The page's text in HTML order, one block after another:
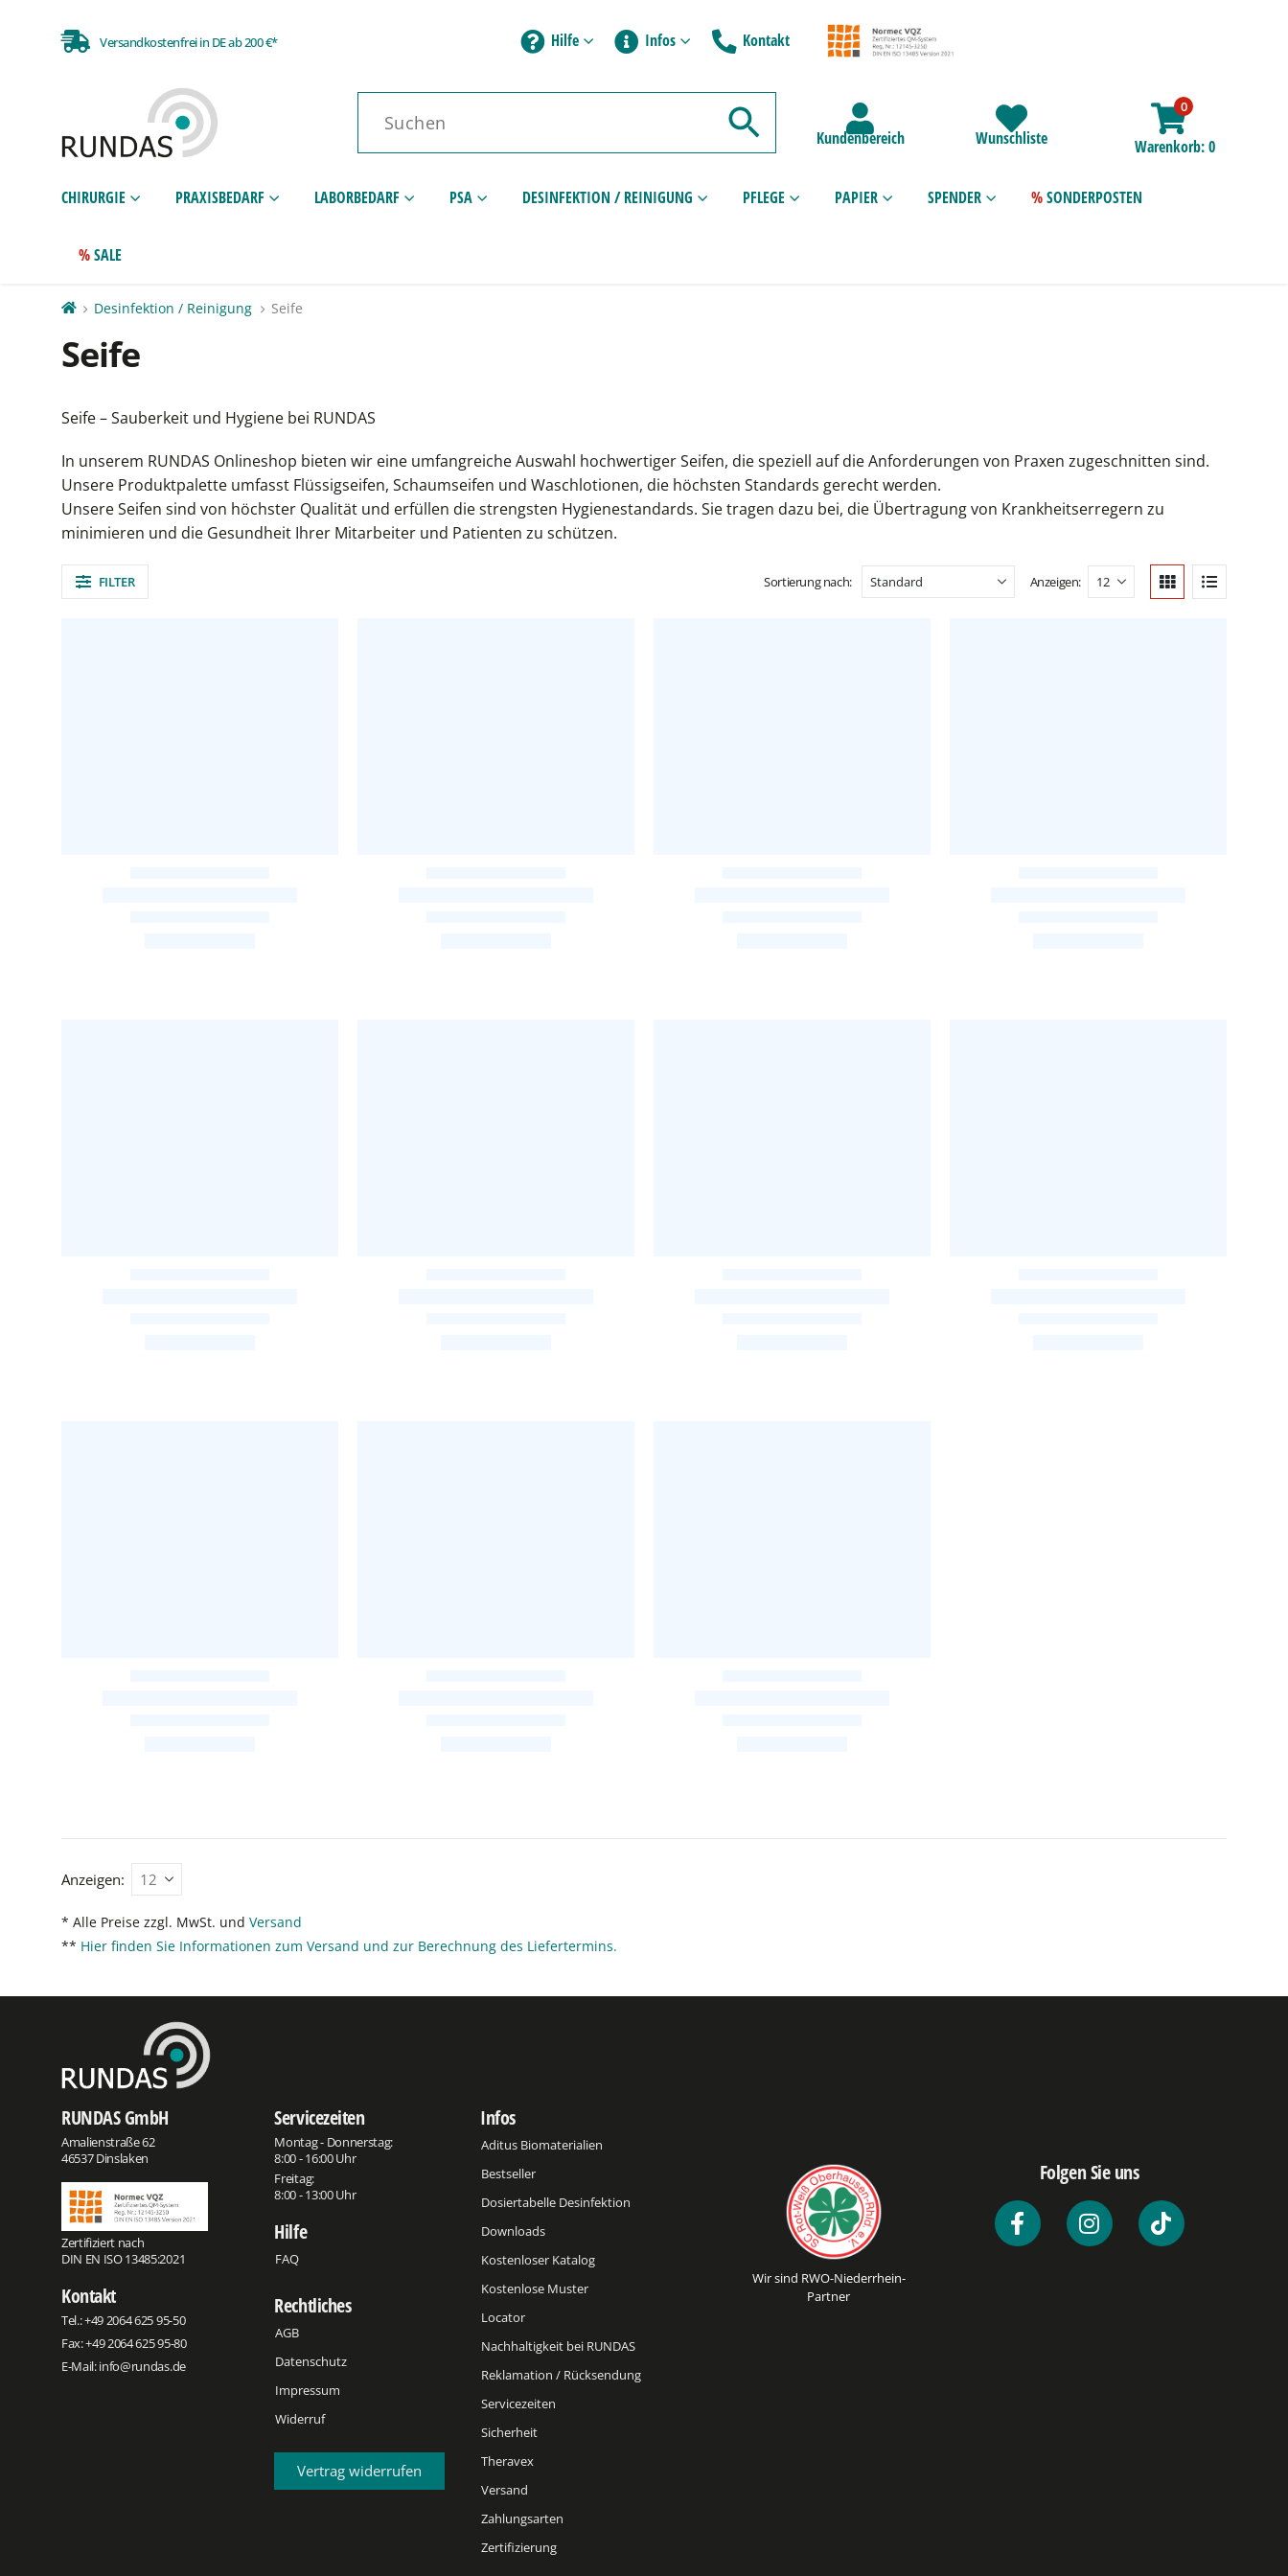
Versandkostenfrei in DE ab 200 €* Hilfe Infos Kontakt
Kundenbereich Wunschliste
0
Warenkorb 0
CHIRURGIE PRAXISBEDARF LABORBEDARF PSA DESINFEKTION / REINIGUNG PFLEGE PAPIER SPENDER SONDERPOSTEN
SALE
Desinfektion / Reinigung Seife
Seife
Seife – Sauberkeit und Hygiene bei RUNDAS
In unserem RUNDAS Onlineshop bieten wir eine umfangreiche Auswahl hochwertiger Seifen, die speziell auf die Anforderungen von Praxen zugeschnitten sind.
Unsere Produktpalette umfasst Flüssigseifen, Schaumseifen und Waschlotionen, die höchsten Standards gerecht werden.
Unsere Seifen sind von höchster Qualität und erfüllen die strengsten Hygienestandards. Sie tragen dazu bei, die Übertragung von Krankheitserregern zu
minimieren und die Gesundheit Ihrer Mitarbeiter und Patienten zu schützen.
FILTER Sortierung nach: Anzeigen:
Anzeigen:
* Alle Preise zzgl. MwSt. und Versand
** Hier finden Sie Informationen zum Versand und zur Berechnung des Liefertermins.
RUNDAS GmbH
Amalienstraße 62
46537 Dinslaken
Zertifiziert nach
DIN EN ISO 13485:2021
Kontakt
Tel.:+49 2064 625 95-50
Fax: +49 2064 625 95-80
E-Mail:info@rundas.de
Servicezeiten
Montag - Donnerstag:
8:00 - 16:00 Uhr
Freitag:
8:00 - 13:00 Uhr
Hilfe
FAQ
Rechtliches
AGB
Datenschutz
Impressum
Widerruf
Vertrag widerrufen
Infos
Aditus Biomaterialien
Bestseller
Dosiertabelle Desinfektion
Downloads
Kostenloser Katalog
Kostenlose Muster
Locator
Nachhaltigkeit bei RUNDAS
Reklamation / Rücksendung
Servicezeiten
Sicherheit
Theravex
Versand
Zahlungsarten
Zertifizierung
Wir sind RWO-Niederrhein-
Partner
Folgen Sie uns